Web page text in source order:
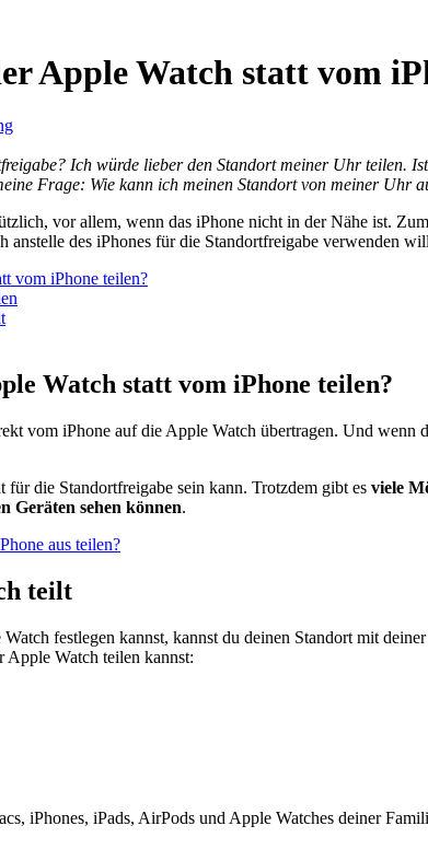
Apple Watch statt vom
Ich würde lieber den Standort meiner Uhr
Frage: Wie kann ich meinen Standort von meiner Uhr
vor allem, wenn das iPhone nicht in der Nähe ist.
des iPhones für die Standortfreigabe verwenden
vom iPhone teilen?
Watch statt vom iPhone teilen?
vom iPhone auf die Apple Watch übertragen. Und wenn
die Standortfreigabe sein kann. Trotzdem gibt es viele
Geräten sehen können.
aus teilen?
teilt
festlegen kannst, kannst du deinen Standort mit
Apple Watch teilen kannst:
iPhones, iPads, AirPods und Apple Watches deiner